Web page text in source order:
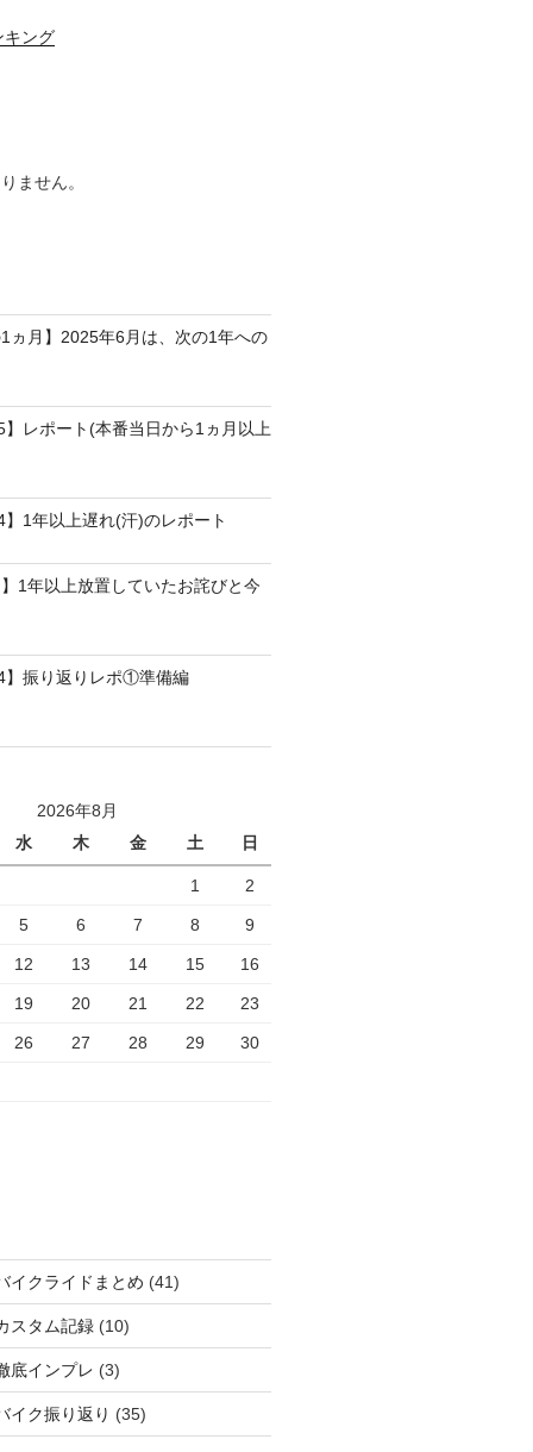
キング
ません。
ヵ月】2025年6月は、次の1年への
レポート(本番当日から1ヵ月以上
1年以上遅れ(汗)のレポート
1年以上放置していたお詫びと今
】振り返りレポ①準備編
2026年8月
水
木 金 土 日
1 2
5 6 7 8 9
12 13 14 15 16
19 20 21 22 23
26 27 28 29 30
イクライドまとめ (41)
スタム記録(10)
底インプレ (3)
イク振り返り (35)